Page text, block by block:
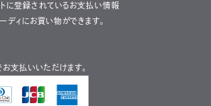
に登録されているお支払い情報
ィにお買い物ができます。
支払いいただけます。